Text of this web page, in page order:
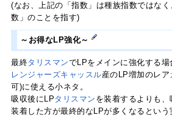
(なお、上記の「指数」は種族指数ではな
数」のことを指す)
～お得なLP強化～
最終タリスマンでLPをメインに強化する
レンジャーズキャッスル産のLP増加のレア
可)に使える小ネタ。
吸収後にLPタリスマン を装着するよりも
装着した方が最終的なLPが多くなるという